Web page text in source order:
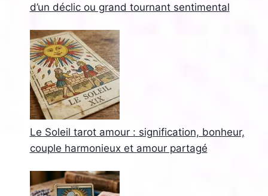
d’un déclic ou grand tournant sentimental
Le Soleil tarot amour : signification, bonheur,
couple harmonieux et amour partagé